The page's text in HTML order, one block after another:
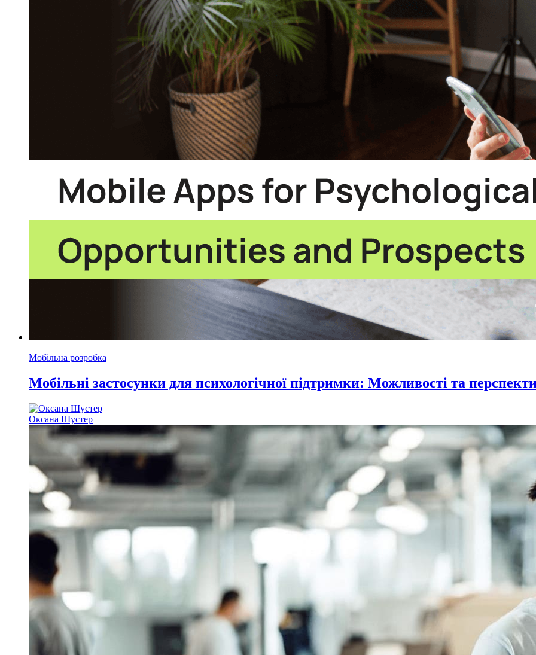
Мобільна розробка
Мобільні застосунки для психологічної підтримки: Можливості та
Оксана Шустер